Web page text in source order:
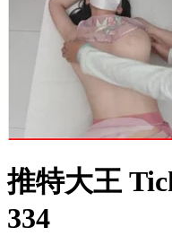
推特大王
334